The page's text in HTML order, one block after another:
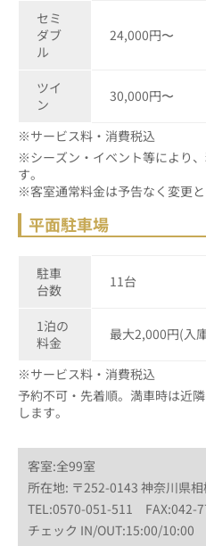
セミ
ダブ
ル
24,000円〜
ツイ
ン
30,000円〜
※サービス料・消費税込
※シーズン・イベント等により
※客室通常料金は予告なく変更と
平面駐車場
駐車
台数
11台
1泊の
料金
最大2,000円(入
※サービス料・消費税込
予約不可・先着順。満車時は近
します。
客室:全99室
所在地: 〒252-0143 神奈川県
TEL:0570-051-511 FAX:042-
チェック IN/OUT:15:00/10:00